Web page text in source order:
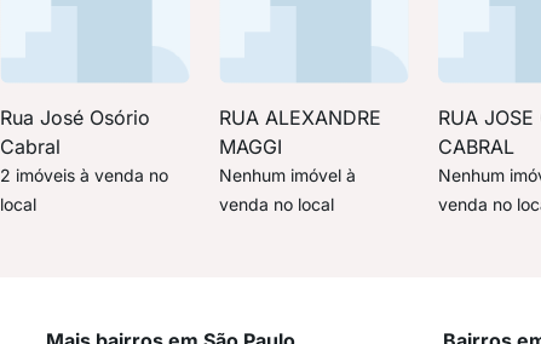
Rua José Osório
Cabral
2 imóveis à venda no
local
RUA ALEXANDRE
MAGGI
Nenhum imóvel à
venda no local
RUA JOSE
CABRAL
Nenhum
venda no